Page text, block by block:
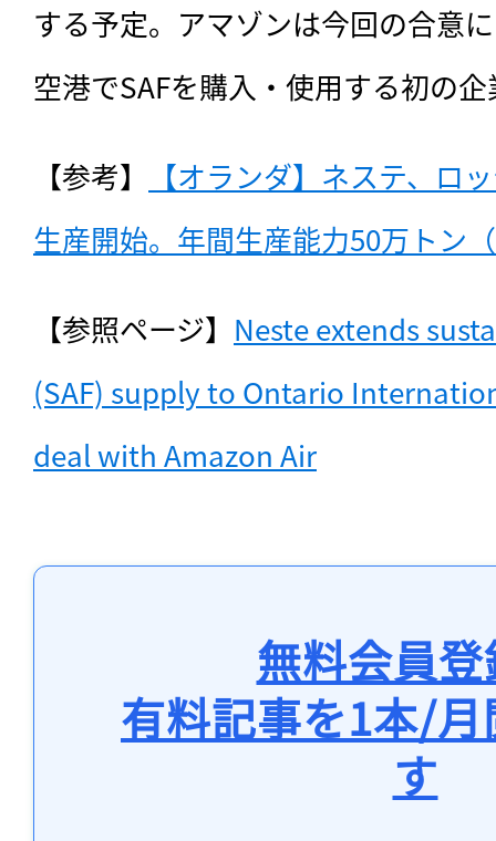
する予定。アマゾンは今回の合意
空港でSAFを購入・使用する初の
【参考】
【オランダ】ネステ、ロ
生産開始。年間生産能力50万トン
【参照ページ】 Neste extends
(SAF) supply to Ontario
deal with Amazon Air
無料会員
有料記事を1本/
す